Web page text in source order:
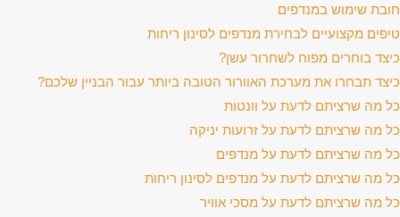
חובת שימוש במנדפים
טיפים מקצועיים לבחירת מנדפים לסינון ריחות
כיצד בוחרים מפוח לשחרור עשן?
כיצד תבחרו את מערכת האוורור הטובה ביותר עבור הבניין שלכם?
כל מה שרציתם לדעת על וונטות
כל מה שרציתם לדעת על זרועות יניקה
כל מה שרציתם לדעת על מנדפים
כל מה שרציתם לדעת על מנדפים לסינון ריחות
כל מה שרציתם לדעת על מסכי אוויר